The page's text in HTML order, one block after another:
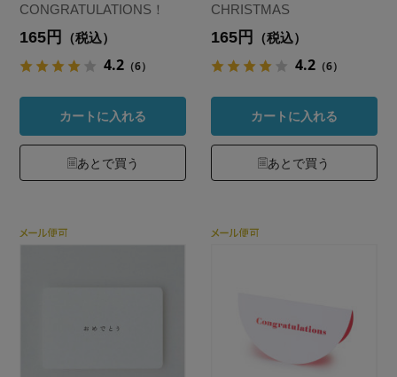
CONGRATULATIONS！
165円 （税込）
4.2 （6）
カートに入れる
あとで買う
CHRISTMAS
165円 （税込）
4.2 （6）
カートに入れる
あとで買う